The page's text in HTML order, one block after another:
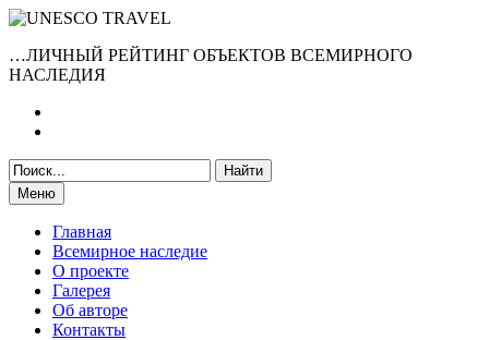
…ЛИЧНЫЙ РЕЙТИНГ ОБЪЕКТОВ ВСЕМИРНОГО
НАСЛЕДИЯ
Меню
Главная
Всемирное наследие
О проекте
Галерея
Об авторе
Контакты